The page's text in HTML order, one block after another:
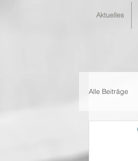
Aktuelles
Alle Beiträge